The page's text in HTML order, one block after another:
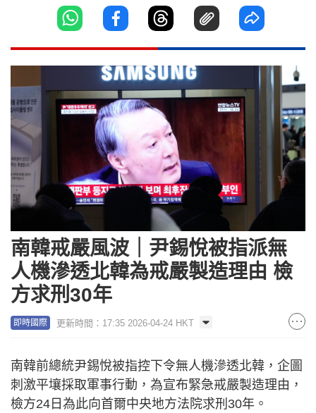
南韓戒嚴風波｜尹錫悅被指派無
人機滲透北韓為戒嚴製造理由 檢
方求刑30年
即時國際 更新時間：17:35 2026-04-24 HKT
南韓前總統尹錫悅被指控下令無人機滲透北韓，企圖
刺激平壤採取軍事行動，為宣布緊急戒嚴製造理由，
檢方24日為此向首爾中央地方法院求刑30年。